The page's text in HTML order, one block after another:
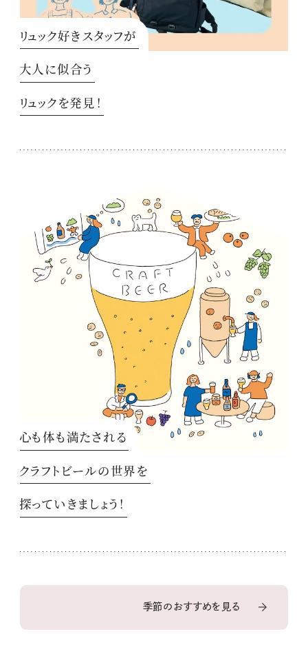
リュック好きスタッフが
大人に似合う
リュックを発見！
心も体も満たされる
クラフトビールの世界を
探っていきましょう！
季節のおすすめを見る